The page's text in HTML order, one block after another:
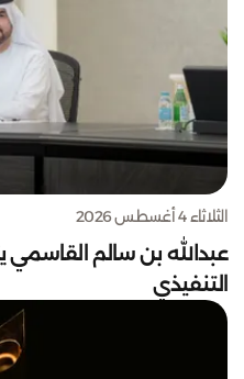
الثلاثاء 4 أغسطس 2026
عبدالله بن سالم
التنفيذي